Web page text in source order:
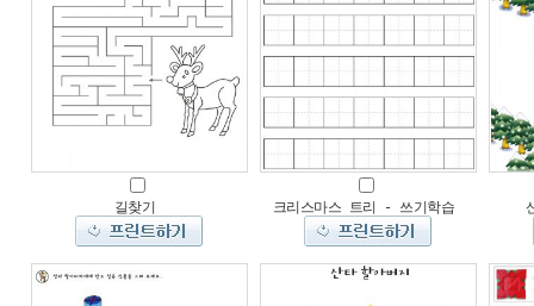
길찾기 크리스마스 트리 - 쓰기학습